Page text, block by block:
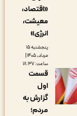
«اقتصاد،
معیشت،
پنجشنبه ۱۵
مرداد, ۱۴۰۵ |
قسمت
اول
گزارش به